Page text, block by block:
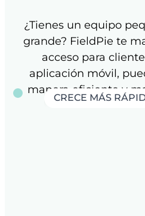
¿Tienes un equipo
grande? FieldPie te
acceso para
aplicación móvil,
manera eficiente y
CRECE MÁS